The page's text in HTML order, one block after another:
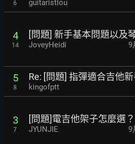
6 guitaristlou
4
14
[問題] 新手基本問題以及
JoveyHeidi 9
5
8
Re: [問題] 指彈適合吉他新
kingofptt
3
7
[問題]電吉他架子怎麼選？
JYUNJIE 9